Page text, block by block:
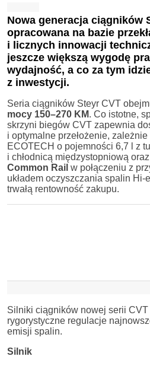
Nowa generacja ciągników
opracowana na bazie
i licznych innowacji
jeszcze większą wygodę
wydajność, a co za tym
z inwestycji.
Seria ciągników Steyr CVT
mocy 150–270 KM. Co istotne,
skrzyni biegów CVT zapewnia
i optymalne przełożenie,
ECOTECH o pojemności 6,7 l z
i chłodnicą międzystopniową
Common Rail w połączeniu z
układem oczyszczania spalin
trwałą rentowność zakupu.
Silniki ciągników nowej serii CVT
rygorystyczne regulacje
emisji spalin.
Silnik